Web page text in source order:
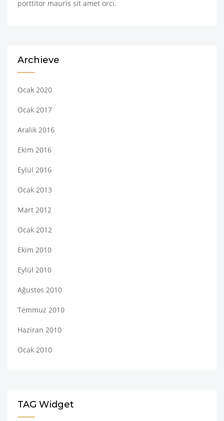
porttitor mauris sit amet orci.
Archieve
Ocak 2020
Ocak 2017
Aralık 2016
Ekim 2016
Eylül 2016
Ocak 2013
Mart 2012
Ocak 2012
Ekim 2010
Eylül 2010
Ağustos 2010
Temmuz 2010
Haziran 2010
Ocak 2010
TAG Widget